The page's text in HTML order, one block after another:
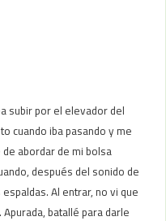
subir por el elevador del
cuando iba pasando y me
abordar de mi bolsa
después del sonido de
Al entrar, no vi que
batallé para darle